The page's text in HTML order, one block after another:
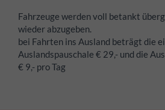
Fahrzeuge werden voll betankt
wieder abzugeben.
bei Fahrten ins Ausland beträgt die
Auslandspauschale € 29,- und die
€ 9,- pro Tag